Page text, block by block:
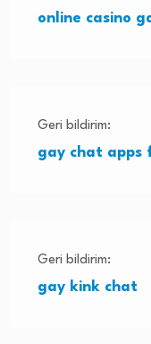
online casino
Geri bildirim:
gay chat apps
Geri bildirim:
gay kink chat